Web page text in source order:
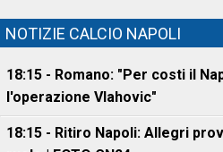
NOTIZIE CALCIO NAPOLI
18:15 - Romano: "Per costi il
l'operazione Vlahovic"
18:15 - Ritiro Napoli: Allegri